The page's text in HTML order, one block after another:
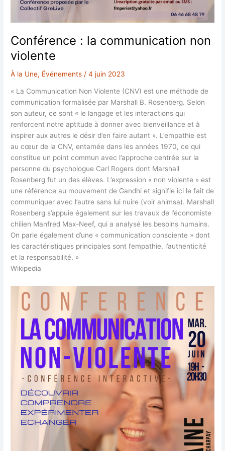
Conférence : la communication non
violente
À la Une, Événements /4 juin 2023
« La Communication Non Violente (CNV) est une méthode de
communication formalisée par Marshall B. Rosenberg. Selon
son auteur, ce sont « le langage et les interactions qui
renforcent notre aptitude à donner avec bienveillance et à
inspirer aux autres le désir d’en faire autant ». L’empathie est
au cœur de la CNV, entamée dans les années 1970, ce qui
constitue un point commun avec l’approche centrée sur la
personne du psychologue Carl Rogers dont Marshall
Rosenberg fut un des élèves. L’expression « non violente » est
une référence au mouvement de Gandhi et signifie ici le fait de
communiquer avec l’autre sans lui nuire (voir ahimsa). Marshall
Rosenberg s’appuie également sur les travaux de l’économiste
chilien Manfred Max-Neef, qui a analysé les besoins humains.
On parle également d’une « communication consciente » dont
les caractéristiques principales sont l’empathie, l’authenticité
et la responsabilité. »
Wikipedia